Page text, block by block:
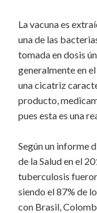
La vacuna es
una de las
tomada en dosis
generalmente en
una cicatriz
producto,
pues esta es una
Según un informe
de la Salud en el
tuberculosis
siendo el 87% de
con Brasil,